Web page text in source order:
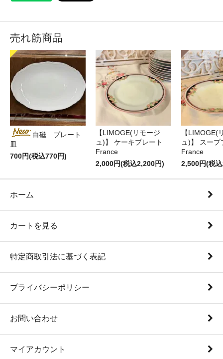
売れ筋商品
白磁 プレート
700円(税込770円)
【LIMOGE(リモージ
ュ)】 ケーキプレート
France
2,000円(税込2,200円)
【LIMOGE(
ュ)】 スー
France
2,500円(税
ホーム
カートを見る
特定商取引法に基づく表記
プライバシーポリシー
お問い合わせ
マイアカウント